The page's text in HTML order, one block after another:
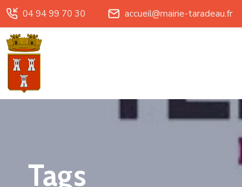
04 94 99 70 30 accueil@mairie-taradeau.fr
Tags